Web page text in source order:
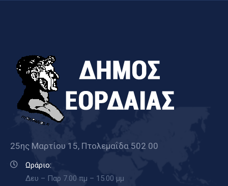
25ης Μαρτίου 15, Πτολεμαΐδα 502 00
Ωράριο:
Δευ – Παρ 7.00 πμ – 15.00 μμ